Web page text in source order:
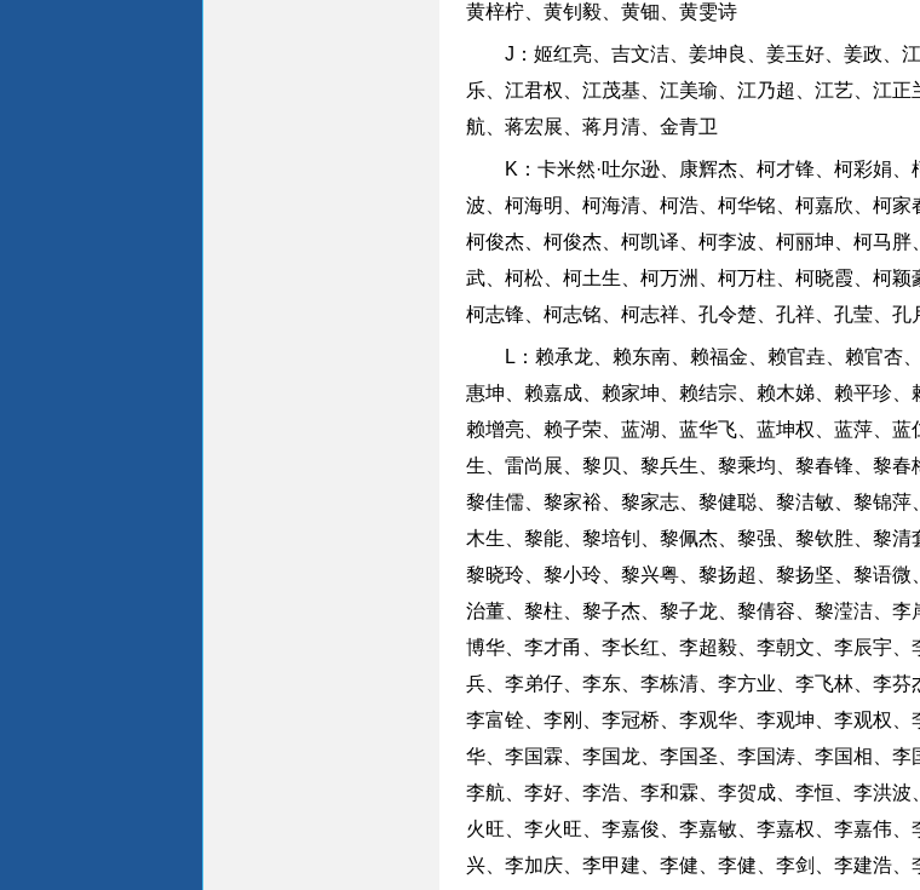
黄梓柠、黄钊毅、黄钿、黄雯诗
J：姬红亮、吉文洁、姜坤良、姜玉好、姜政、
乐、江君权、江茂基、江美瑜、江乃超、江艺、江
航、蒋宏展、蒋月清、金青卫
K：卡米然·吐尔逊、康辉杰、柯才锋、柯彩娟
波、柯海明、柯海清、柯浩、柯华铭、柯嘉欣、柯家
柯俊杰、柯俊杰、柯凯译、柯李波、柯丽坤、柯马
武、柯松、柯土生、柯万洲、柯万柱、柯晓霞、柯颖
柯志锋、柯志铭、柯志祥、孔令楚、孔祥、孔莹、孔
L：赖承龙、赖东南、赖福金、赖官垚、赖官杏
惠坤、赖嘉成、赖家坤、赖结宗、赖木娣、赖平珍、
赖增亮、赖子荣、蓝湖、蓝华飞、蓝坤权、蓝萍、
生、雷尚展、黎贝、黎兵生、黎乘均、黎春锋、黎春
黎佳儒、黎家裕、黎家志、黎健聪、黎洁敏、黎锦
木生、黎能、黎培钊、黎佩杰、黎强、黎钦胜、黎
黎晓玲、黎小玲、黎兴粤、黎扬超、黎扬坚、黎语
治董、黎柱、黎子杰、黎子龙、黎倩容、黎滢洁、
博华、李才甬、李长红、李超毅、李朝文、李辰宇
兵、李弟仔、李东、李栋清、李方业、李飞林、李芬
李富铨、李刚、李冠桥、李观华、李观坤、李观权
华、李国霖、李国龙、李国圣、李国涛、李国相、李
李航、李好、李浩、李和霖、李贺成、李恒、李洪
火旺、李火旺、李嘉俊、李嘉敏、李嘉权、李嘉伟
兴、李加庆、李甲建、李健、李健、李剑、李建浩